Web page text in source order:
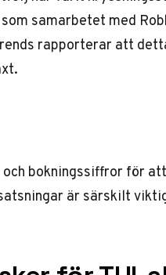
samarbetet med
rapporterar att
bokningssiffror för
är särskilt